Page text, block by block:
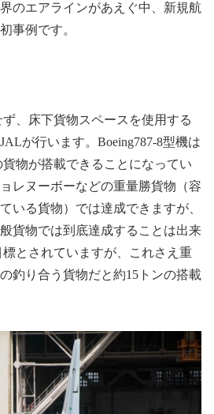
のエアラインがあえぐ中、新規航
事例です。
、床下貨物スペースを使用する
JALが行います。 Boeing787-8型機は
貨物が搭載できることになってい
レヌーボーなどの重量勝貨物（容
いる貨物）では達成できますが、
貨物では到底達成することは出来
とされていますが、これさえ重
釣り合う貨物だと約15 トンの搭載